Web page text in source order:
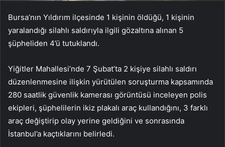
Bursa’nın Yıldırım ilçesinde 1 kişinin öldüğü, 1 kişinin
yaralandığı silahlı saldırıyla ilgili gözaltına alınan 5
şüpheliden 4’ü tutuklandı.
Yiğitler Mahallesi’nde 7 Şubat’ta 2 kişiye silahlı saldırı
düzenlenmesine ilişkin yürütülen soruşturma kapsamında
280 saatlik güvenlik kamerası görüntüsü inceleyen polis
ekipleri, şüphelilerin ikiz plakalı araç kullandığını, 3 farklı
araç değiştirip olay yerine geldiğini ve sonrasında
İstanbul’a kaçtıklarını belirledi.